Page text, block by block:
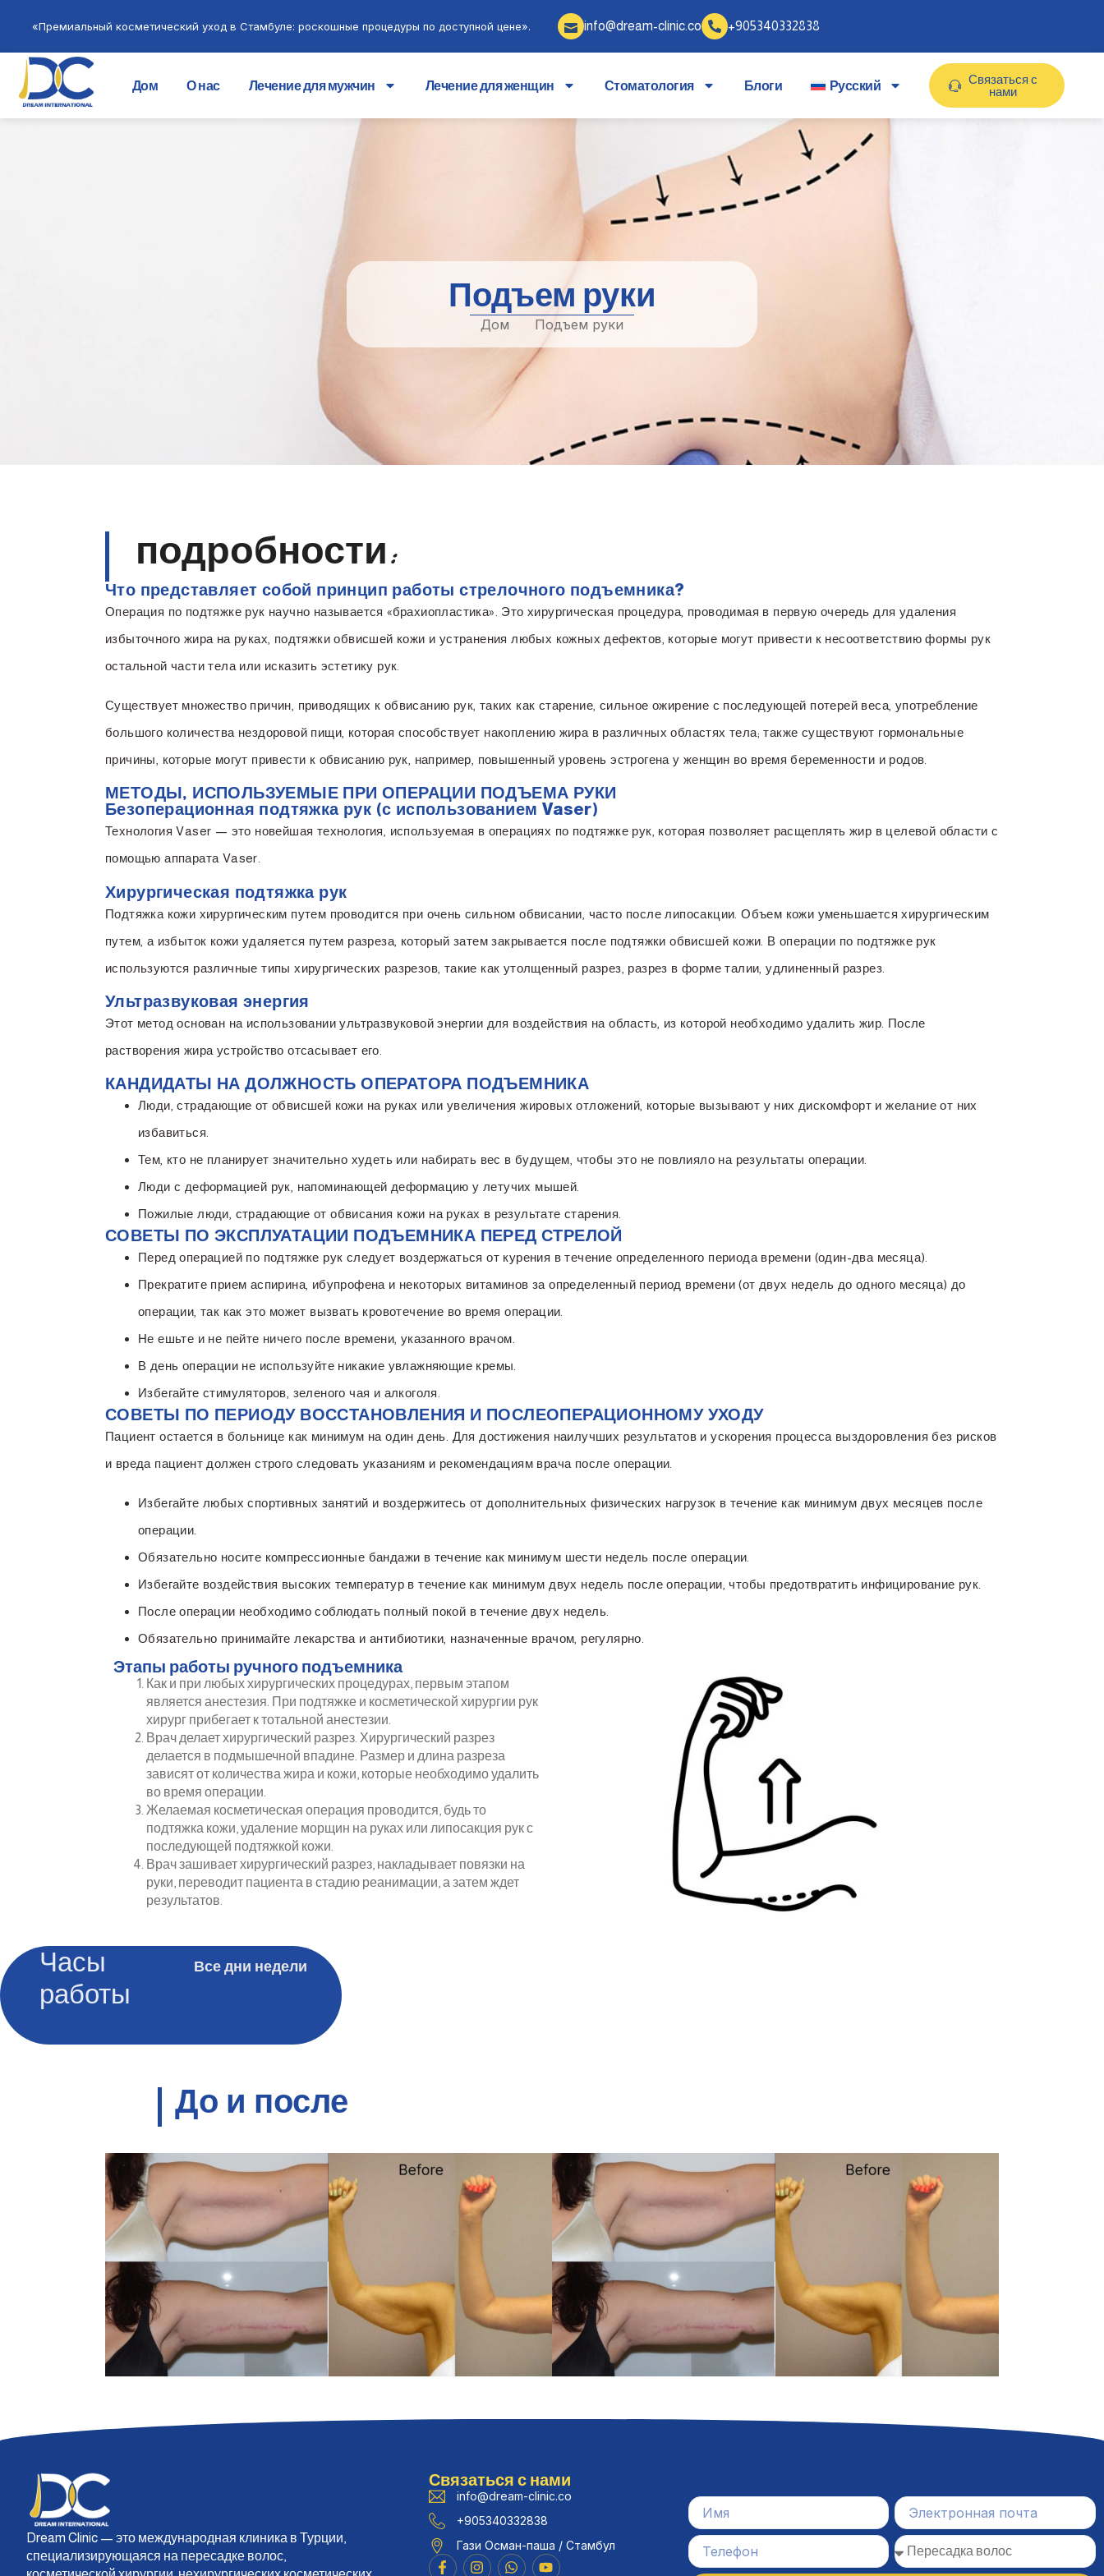
«Премиальный косметический уход в Стамбуле: роскошные процедуры по доступной цене». info@dream-clinic.co +905340332838
Дом О нас Лечение для мужчин Лечение для женщин Стоматология Блоги Русский Связаться с
нами
Подъем руки
Дом Подъем руки
подробности:
Что представляет собой принцип работы стрелочного подъемника?
Операция по подтяжке рук научно называется «брахиопластика». Это хирургическая процедура, проводимая в первую очередь для удаления
избыточного жира на руках, подтяжки обвисшей кожи и устранения любых кожных дефектов, которые могут привести к несоответствию формы рук
остальной части тела или исказить эстетику рук.
Существует множество причин, приводящих к обвисанию рук, таких как старение, сильное ожирение с последующей потерей веса, употребление
большого количества нездоровой пищи, которая способствует накоплению жира в различных областях тела; также существуют гормональные
причины, которые могут привести к обвисанию рук, например, повышенный уровень эстрогена у женщин во время беременности и родов.
МЕТОДЫ, ИСПОЛЬЗУЕМЫЕ ПРИ ОПЕРАЦИИ ПОДЪЕМА РУКИ
Безоперационная подтяжка рук (с использованием Vaser)
Технология Vaser — это новейшая технология, используемая в операциях по подтяжке рук, которая позволяет расщеплять жир в целевой области с
помощью аппарата Vaser.
Хирургическая подтяжка рук
Подтяжка кожи хирургическим путем проводится при очень сильном обвисании, часто после липосакции. Объем кожи уменьшается хирургическим
путем, а избыток кожи удаляется путем разреза, который затем закрывается после подтяжки обвисшей кожи. В операции по подтяжке рук
используются различные типы хирургических разрезов, такие как утолщенный разрез, разрез в форме талии, удлиненный разрез.
Ультразвуковая энергия
Этот метод основан на использовании ультразвуковой энергии для воздействия на область, из которой необходимо удалить жир. После
растворения жира устройство отсасывает его.
КАНДИДАТЫ НА ДОЛЖНОСТЬ ОПЕРАТОРА ПОДЪЕМНИКА
Люди, страдающие от обвисшей кожи на руках или увеличения жировых отложений, которые вызывают у них дискомфорт и желание от них
избавиться.
Тем, кто не планирует значительно худеть или набирать вес в будущем, чтобы это не повлияло на результаты операции.
Люди с деформацией рук, напоминающей деформацию у летучих мышей.
Пожилые люди, страдающие от обвисания кожи на руках в результате старения.
СОВЕТЫ ПО ЭКСПЛУАТАЦИИ ПОДЪЕМНИКА ПЕРЕД СТРЕЛОЙ
Перед операцией по подтяжке рук следует воздержаться от курения в течение определенного периода времени (один-два месяца).
Прекратите прием аспирина, ибупрофена и некоторых витаминов за определенный период времени (от двух недель до одного месяца) до
операции, так как это может вызвать кровотечение во время операции.
Не ешьте и не пейте ничего после времени, указанного врачом.
В день операции не используйте никакие увлажняющие кремы.
Избегайте стимуляторов, зеленого чая и алкоголя.
СОВЕТЫ ПО ПЕРИОДУ ВОССТАНОВЛЕНИЯ И ПОСЛЕОПЕРАЦИОННОМУ УХОДУ
Пациент остается в больнице как минимум на один день. Для достижения наилучших результатов и ускорения процесса выздоровления без рисков
и вреда пациент должен строго следовать указаниям и рекомендациям врача после операции.
Избегайте любых спортивных занятий и воздержитесь от дополнительных физических нагрузок в течение как минимум двух месяцев после
операции.
Обязательно носите компрессионные бандажи в течение как минимум шести недель после операции.
Избегайте воздействия высоких температур в течение как минимум двух недель после операции, чтобы предотвратить инфицирование рук.
После операции необходимо соблюдать полный покой в ​​течение двух недель.
Обязательно принимайте лекарства и антибиотики, назначенные врачом, регулярно.
Этапы работы ручного подъемника
Как и при любых хирургических процедурах, первым этапом
является анестезия. При подтяжке и косметической хирургии рук
хирург прибегает к тотальной анестезии.
Врач делает хирургический разрез. Хирургический разрез
делается в подмышечной впадине. Размер и длина разреза
зависят от количества жира и кожи, которые необходимо удалить
во время операции.
Желаемая косметическая операция проводится, будь то
подтяжка кожи, удаление морщин на руках или липосакция рук с
последующей подтяжкой кожи.
Врач зашивает хирургический разрез, накладывает повязки на
руки, переводит пациента в стадию реанимации, а затем ждет
результатов.
Часы
работы
Все дни недели
До и после
Dream Clinic — это международная клиника в Турции,
специализирующаяся на пересадке волос,
Связаться с нами
info@dream-clinic.co
+905340332838
Гази Осман-паша / Стамбул